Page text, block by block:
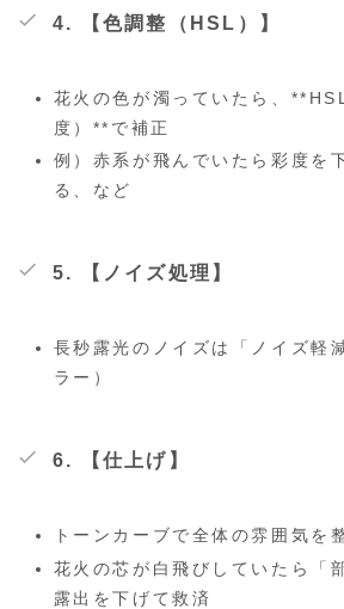
4. 【色調整（HSL）】
花火の色が濁っていたら、
度）**で補正
例）赤系が飛んでいたら彩度を
る、など
5. 【ノイズ処理】
長秒露光のノイズは「ノイズ軽
ラー）
6. 【仕上げ】
トーンカーブで全体の雰囲気を
花火の芯が白飛びしていたら「
露出を下げて救済